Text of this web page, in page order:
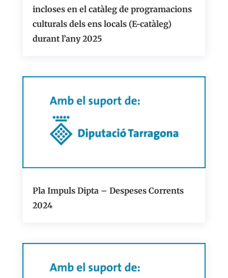
incloses en el catàleg de programacions
culturals dels ens locals (E-catàleg)
durant l’any 2025
Pla Impuls Dipta – Despeses Corrents
2024